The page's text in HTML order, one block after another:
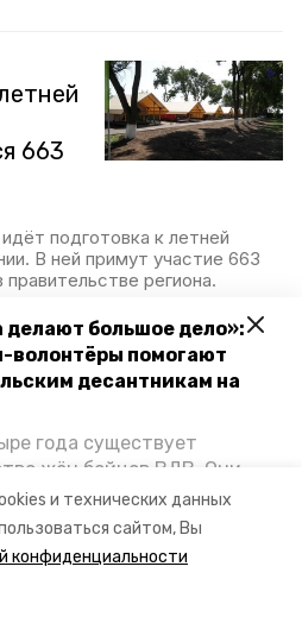
и технических данных
сайтом, Вы
конфиденциальности
делают большое дело»:
помогают
десантникам на
года существует
жён бойцов ВДВ. Они
и продуктов для
и лично отвозят всё это
«Победе26», как
клуб и зачем проводят
663
подготовка к летней
В ней примут участие 663
региона.
в 31
модернизация школ и
о проектах отрасли
региона.